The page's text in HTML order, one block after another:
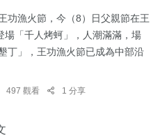
功漁火節，今（8）日父親節在王
「千人烤蚵」，人潮滿滿，場
丁」，王功漁火節已成為中部沿
497 觀看 1 分享